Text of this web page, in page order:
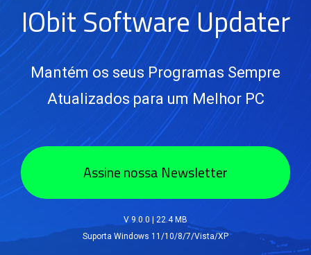
IObit Software Updater
Mantém os seus Programas Sempre
Atualizados para um Melhor PC
Assine nossa Newsletter
V 9.0.0|22.4 MB
Suporta Windows 11/10/8/7/Vista/XP